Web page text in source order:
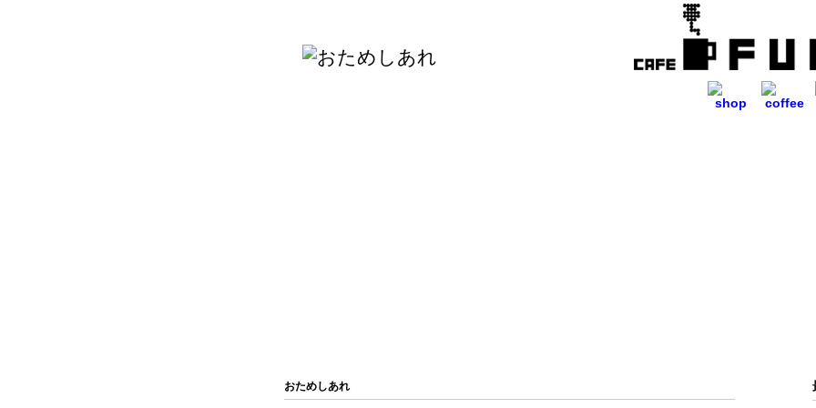
おためしあれ